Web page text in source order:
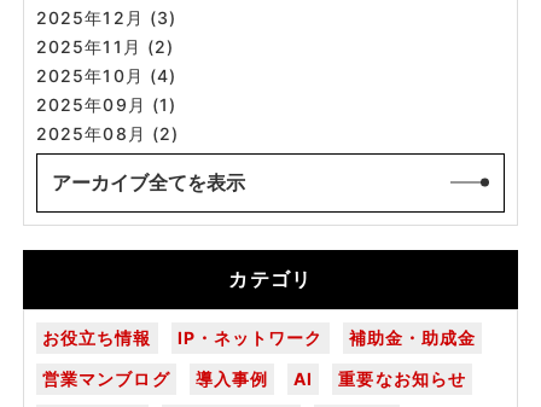
2025年12月 (3)
2025年11月 (2)
2025年10月 (4)
2025年09月 (1)
2025年08月 (2)
アーカイブ全てを表示
カテゴリ
お役立ち情報 IP・ネットワーク
補助金・助成金
営業マンブログ
導入事例 AI
重要なお知らせ